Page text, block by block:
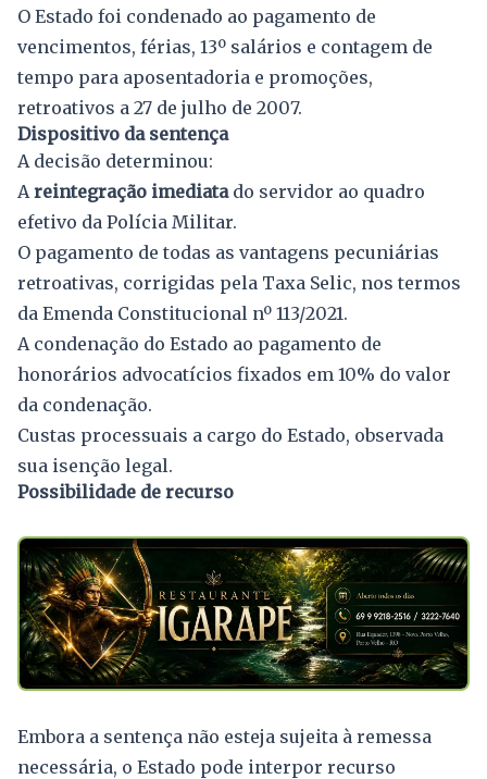
O Estado foi condenado ao pagamento de
vencimentos, férias, 13º salários e contagem de
tempo para aposentadoria e promoções,
retroativos a 27 de julho de 2007.
Dispositivo da sentença
A decisão determinou:
Areintegração imediatado servidor ao quadro
efetivo da Polícia Militar.
O pagamento de todas as vantagens pecuniárias
retroativas, corrigidas pela Taxa Selic, nos termos
da Emenda Constitucional nº 113/2021.
A condenação do Estado ao pagamento de
honorários advocatícios fixados em 10% do valor
da condenação.
Custas processuais a cargo do Estado, observada
sua isenção legal.
Possibilidade de recurso
Embora a sentença não esteja sujeita à remessa
necessária, o Estado pode interpor recurso